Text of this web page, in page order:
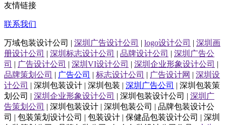
友情链接
联系我们
万域包装设计公司 | 深圳广告设计公司 | logo设计公司 | 深圳画
册设计公司 | 深圳标志设计公司 | 品牌设计公司 | 深圳广告公
司 | 广告设计公司 | 深圳VI设计公司 | 深圳企业形象设计公司 |
品牌策划公司 | 广告公司 | 标志设计公司 | 广告设计网 | 深圳设
计公司 | 深圳包装设计 | 深圳包装 | 深圳广告公司 | 深圳包装策
划公司 | 深圳企业形象设计公司 | 深圳包装设计公司 | 深圳广
告策划公司 | 深圳包装设计 | 深圳包装公司 | 品牌包装设计公
司 | 包装策划设计公司 | 包装设计 | 保健品包装设计公司 | 深圳